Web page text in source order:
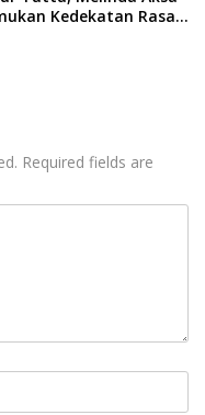
Kedekatan Rasa
Required fields are